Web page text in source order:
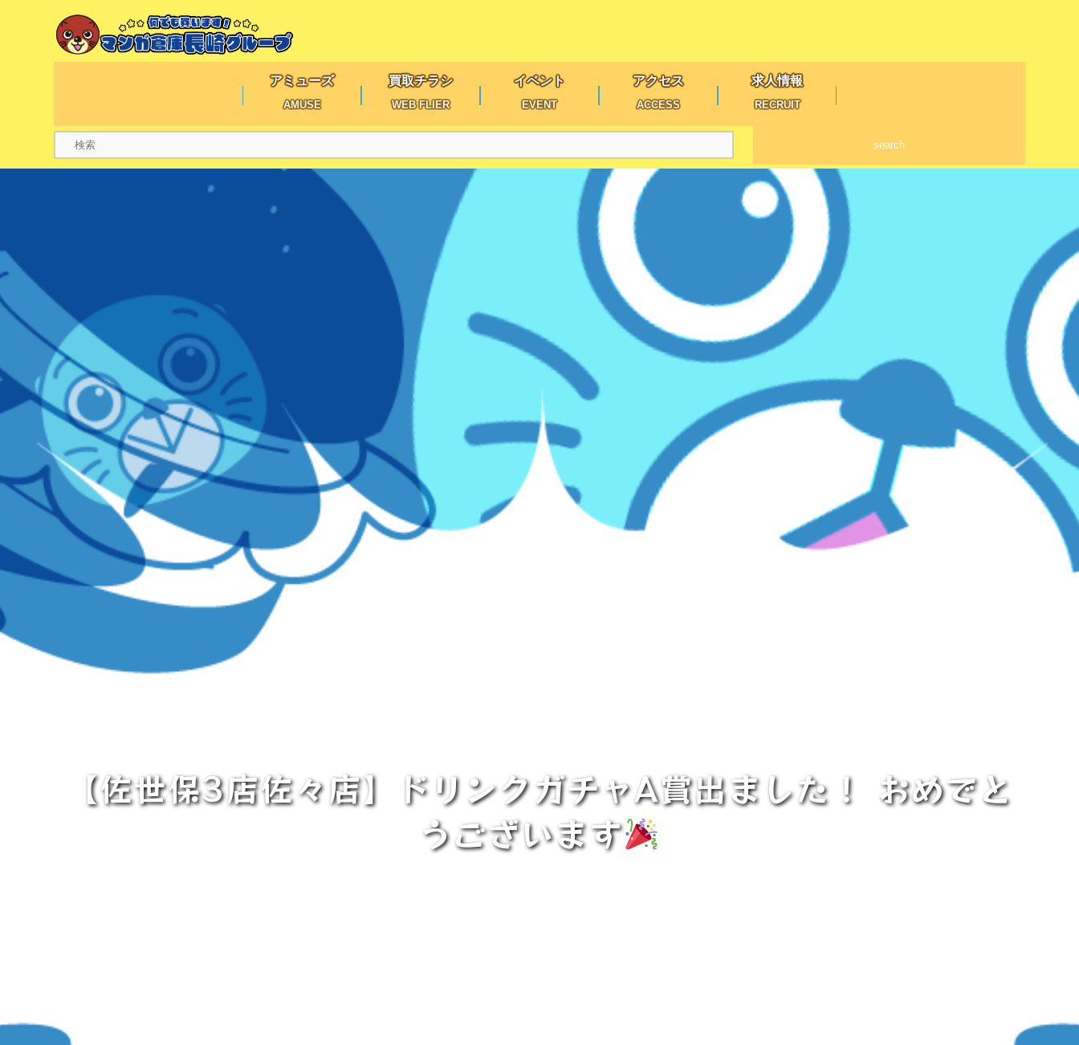
アミューズ
AMUSE
買取チラシ
WEB FLIER
イベント
EVENT
アクセス
ACCESS
求人情報
RECRUIT
search
【佐世保3店佐々店】ドリンクガチャA賞出ました！ おめでと
うございます